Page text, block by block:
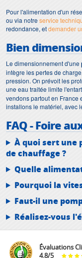
Pour l'alimentation d'un
ou via notreservice
redondance, etdemander
Bien
Le dimensionnement d'une
intègre les pertes de
pression. On prévoit les
une eau traitée limite
vendons partout en France
installons le matériel, avec
FAQ - Foire
À quoi sert une
de chauffage ?
Quelle
Pourquoi la
Faut-il une
Réalisez-vous
Évaluations
4.8/5